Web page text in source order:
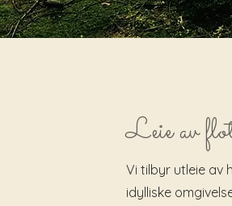
Leie av
Vi tilbyr utleie av
idylliske